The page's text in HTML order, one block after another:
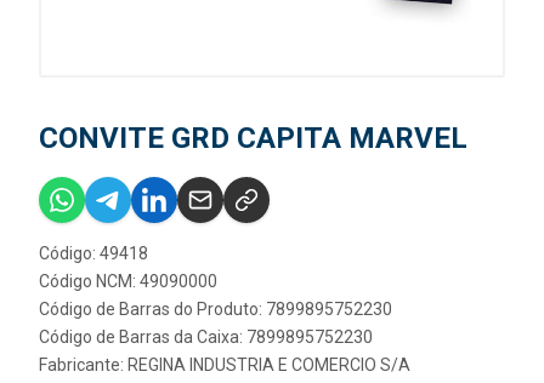
CONVITE GRD CAPITA MARVEL
Código: 49418
Código NCM: 49090000
Código de Barras do Produto: 7899895752230
Código de Barras da Caixa: 7899895752230
Fabricante: REGINA INDUSTRIA E COMERCIO S/A